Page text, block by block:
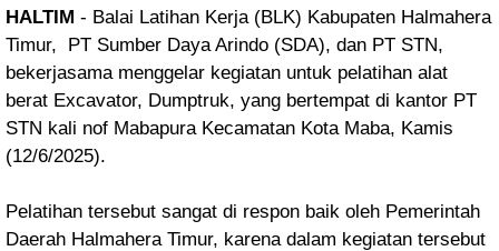
HALTIM - Balai Latihan Kerja (BLK) Kabupaten Halmahera
Timur, PT Sumber Daya Arindo (SDA), dan PT STN,
bekerjasama menggelar kegiatan untuk pelatihan alat
berat Excavator, Dumptruk, yang bertempat di kantor PT
STN kali nof Mabapura Kecamatan Kota Maba, Kamis
(12/6/2025).
Pelatihan tersebut sangat di respon baik oleh Pemerintah
Daerah Halmahera Timur, karena dalam kegiatan tersebut